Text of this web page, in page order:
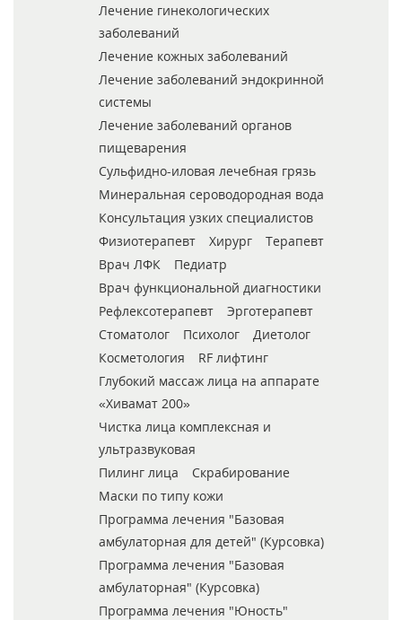
Лечение гинекологических
заболеваний
Лечение кожных заболеваний
Лечение заболеваний эндокринной
системы
Лечение заболеваний органов
пищеварения
Сульфидно-иловая лечебная грязь
Минеральная сероводородная вода
Консультация узких специалистов
Физиотерапевт
Хирург
Терапевт
Врач ЛФК
Педиатр
Врач функциональной диагностики
Рефлексотерапевт
Эрготерапевт
Стоматолог
Психолог
Диетолог
Косметология
RF лифтинг
Глубокий массаж лица на аппарате
«Хивамат 200»
Чистка лица комплексная и
ультразвуковая
Пилинг лица
Скрабирование
Маски по типу кожи
Программа лечения "Базовая
амбулаторная для детей" (Курсовка)
Программа лечения "Базовая
амбулаторная" (Курсовка)
Программа лечения "Юность"